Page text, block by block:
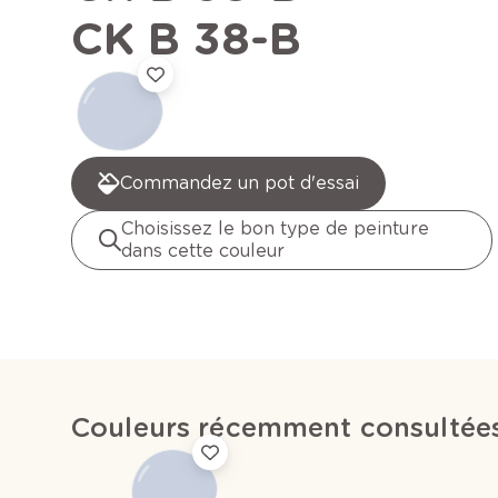
CK B 38-B
Commandez un pot d'essai
Choisissez le bon type de peinture
dans cette couleur
Couleurs récemment